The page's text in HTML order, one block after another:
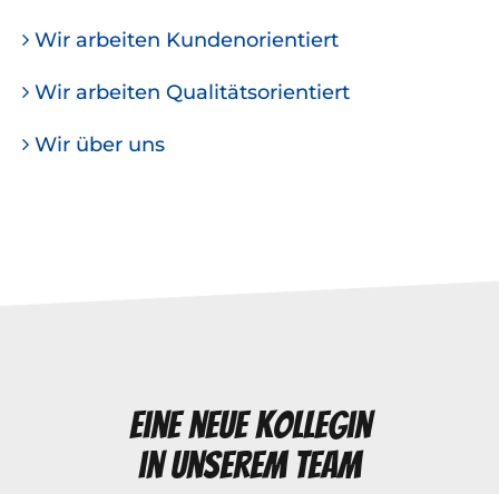
Wir arbeiten Kundenorientiert
Wir arbeiten Qualitätsorientiert
Wir über uns
Eine neue Kollegin
in unserem Team